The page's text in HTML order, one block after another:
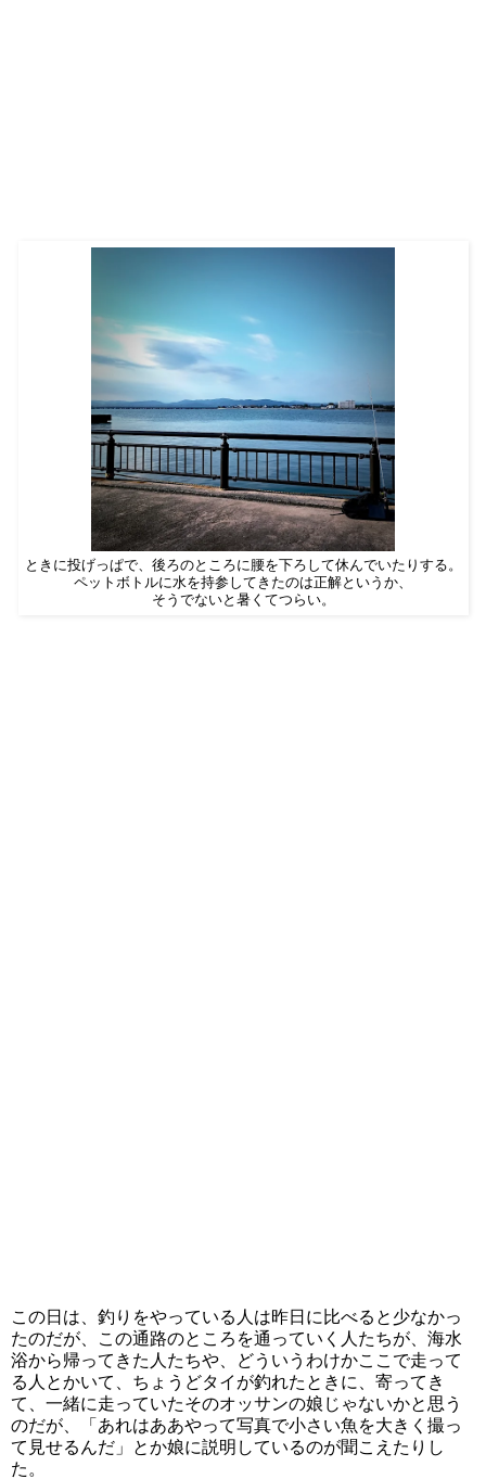
ときに投げっぱで、後ろのところに腰を下ろして休んでいたりする。
ペットボトルに水を持参してきたのは正解というか、
そうでないと暑くてつらい。
この日は、釣りをやっている人は昨日に比べると少なかっ
たのだが、この通路のところを通っていく人たちが、海水
浴から帰ってきた人たちや、どういうわけかここで走って
る人とかいて、ちょうどタイが釣れたときに、寄ってき
て、一緒に走っていたそのオッサンの娘じゃないかと思う
のだが、「あれはああやって写真で小さい魚を大きく撮っ
て見せるんだ」とか娘に説明しているのが聞こえたりし
た。